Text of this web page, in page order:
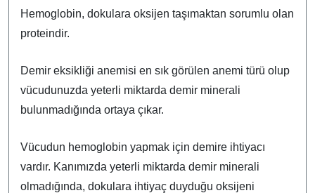
Hemoglobin, dokulara oksijen taşımaktan sorumlu olan
proteindir.
Demir eksikliği anemisi en sık görülen anemi türü olup
vücudunuzda yeterli miktarda demir minerali
bulunmadığında ortaya çıkar.
Vücudun hemoglobin yapmak için demire ihtiyacı
vardır. Kanımızda yeterli miktarda demir minerali
olmadığında, dokulara ihtiyaç duyduğu oksijeni